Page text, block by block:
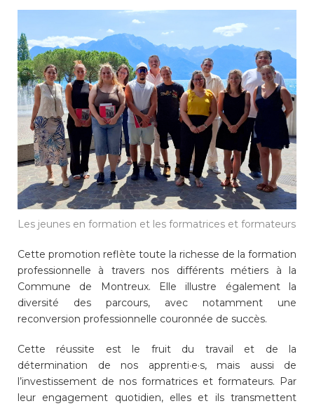
de transports publics ou
consulter les disponibilités
des cartes CFF, créez ou
connectez-vous à votre
compte citoyen en cliquant
sur l’une des catégories ci-
dessus. Pour effectuer
d’autres démarches
administratives en ligne,
cliquez sur l’une des
catégories ci-dessous.
Achats
Annonces et demandes
Construction et travaux
Enfance/jeunesse
Les jeunes en formation et les formatrices et formateurs
Cette promotion reflète toute la richesse de la formation
professionnelle à travers nos différents métiers à la
Commune de Montreux. Elle illustre également la
diversité des parcours, avec notamment une
reconversion professionnelle couronnée de succès.
Cette réussite est le fruit du travail et de la
détermination de nos apprenti·e·s, mais aussi de
l’investissement de nos formatrices et formateurs. Par
leur engagement quotidien, elles et ils transmettent